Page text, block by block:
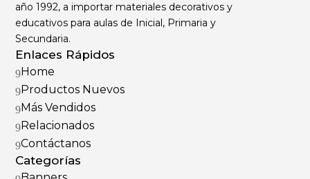
año 1992, a importar materiales decorativos y
educativos para aulas de Inicial, Primaria y
Secundaria.
Enlaces Rápidos
9Home
9Productos Nuevos
9Más Vendidos
9Relacionados
9Contáctanos
Categorías